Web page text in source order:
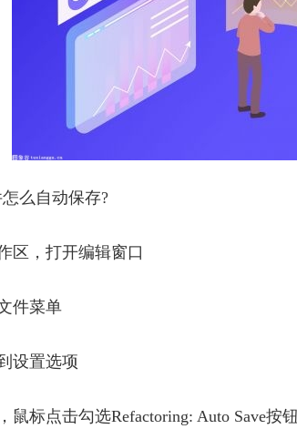
么自动保存?
区，打开编辑窗口
件菜单
设置选项
鼠标点击勾选Refactoring: Auto Save按